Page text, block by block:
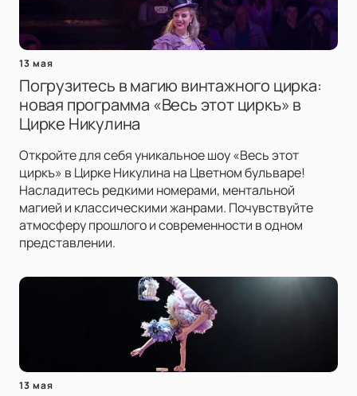
13 мая
Погрузитесь в магию винтажного цирка:
новая программа «Весь этот циркъ» в
Цирке Никулина
Откройте для себя уникальное шоу «Весь этот
циркъ» в Цирке Никулина на Цветном бульваре!
Насладитесь редкими номерами, ментальной
магией и классическими жанрами. Почувствуйте
атмосферу прошлого и современности в одном
представлении.
13 мая